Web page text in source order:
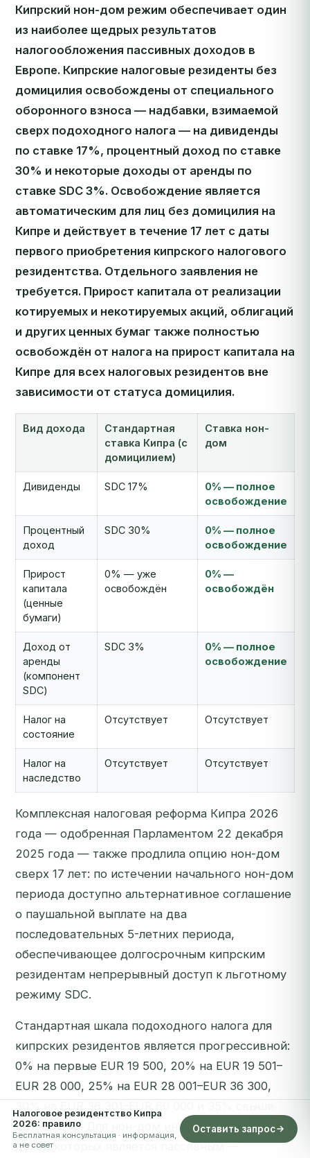
Кипрский нон-дом режим обеспечивает один
из наиболее щедрых результатов
налогообложения пассивных доходов в
Европе. Кипрские налоговые резиденты без
домицилия освобождены от специального
оборонного взноса — надбавки, взимаемой
сверх подоходного налога — на дивиденды
по ставке 17%, процентный доход по ставке
30% и некоторые доходы от аренды по
ставке SDC 3%. Освобождение является
автоматическим для лиц без домицилия на
Кипре и действует в течение 17 лет с даты
первого приобретения кипрского налогового
резидентства. Отдельного заявления не
требуется. Прирост капитала от реализации
котируемых и некотируемых акций, облигаций
и других ценных бумаг также полностью
освобождён от налога на прирост капитала на
Кипре для всех налоговых резидентов вне
зависимости от статуса домицилия.
Вид дохода
Стандартная
ставка Кипра (с
домицилием)
Ставка нон-
дом
Дивиденды SDC 17%
0% — полное
освобождение
Процентный
доход
SDC 30%
0% — полное
освобождение
Прирост
капитала
(ценные
бумаги)
0% — уже
освобождён
0% —
освобождён
Доход от
аренды
(компонент
SDC)
SDC 3%
0% — полное
освобождение
Налог на
состояние
Отсутствует Отсутствует
Налог на
наследство
Отсутствует Отсутствует
Комплексная налоговая реформа Кипра 2026
года — одобренная Парламентом 22 декабря
2025 года — также продлила опцию нон-дом
сверх 17 лет: по истечении начального нон-дом
периода доступно альтернативное соглашение
о паушальной выплате на два
последовательных 5-летних периода,
обеспечивающее долгосрочным кипрским
резидентам непрерывный доступ к льготному
режиму SDC.
Стандартная шкала подоходного налога для
кипрских резидентов является прогрессивной:
0% на первые EUR 19 500, 20% на EUR 19 501–
EUR 28 000, 25% на EUR 28 001–EUR 36 300,
EUR 60 000. Для нон-дом инвесторов, основной
доход которых является пассивным —
Налоговое резидентство Кипра
2026: правило
Бесплатная консультация · информация,
а не совет
Оставить запрос